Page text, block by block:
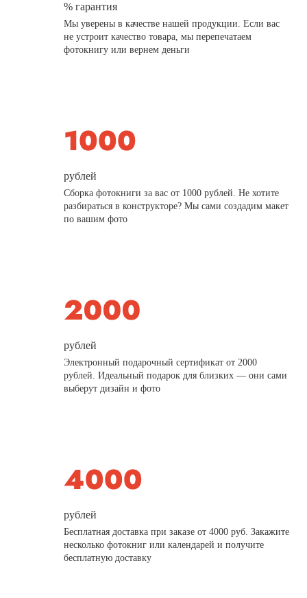
% гарантия
Мы уверены в качестве нашей продукции. Если вас
не устроит качество товара, мы перепечатаем
фотокнигу или вернем деньги
рублей
Сборка фотокниги за вас от 1000 рублей. Не хотите
разбираться в конструкторе? Мы сами создадим макет
по вашим фото
рублей
Электронный подарочный сертификат от 2000
рублей. Идеальный подарок для близких — они сами
выберут дизайн и фото
рублей
Бесплатная доставка при заказе от 4000 руб. Закажите
несколько фотокниг или календарей и получите
бесплатную доставку